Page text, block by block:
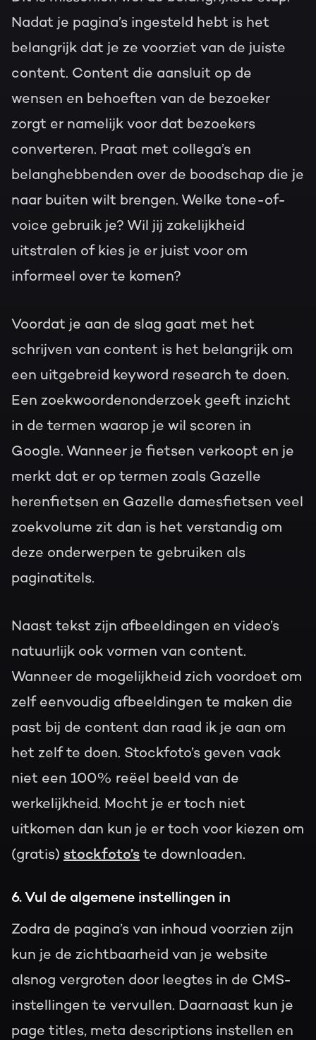
Nadat je pagina’s ingesteld hebt is het
belangrijk dat je ze voorziet van de juiste
content. Content die aansluit op de
wensen en behoeften van de bezoeker
zorgt er namelijk voor dat bezoekers
converteren. Praat met collega’s en
belanghebbenden over de boodschap die je
naar buiten wilt brengen. Welke tone-of-
voice gebruik je? Wil jij zakelijkheid
uitstralen of kies je er juist voor om
informeel over te komen?
Voordat je aan de slag gaat met het
schrijven van content is het belangrijk om
een uitgebreid keyword research te doen.
Een zoekwoordenonderzoek geeft inzicht
in de termen waarop je wil scoren in
Google. Wanneer je fietsen verkoopt en je
merkt dat er op termen zoals Gazelle
herenfietsen en Gazelle damesfietsen veel
zoekvolume zit dan is het verstandig om
deze onderwerpen te gebruiken als
paginatitels.
Naast tekst zijn afbeeldingen en video’s
natuurlijk ook vormen van content.
Wanneer de mogelijkheid zich voordoet om
zelf eenvoudig afbeeldingen te maken die
past bij de content dan raad ik je aan om
het zelf te doen. Stockfoto’s geven vaak
niet een 100% reëel beeld van de
werkelijkheid. Mocht je er toch niet
uitkomen dan kun je er toch voor kiezen om
(gratis) stockfoto’s te downloaden.
6. Vul de algemene instellingen in
Zodra de pagina’s van inhoud voorzien zijn
kun je de zichtbaarheid van je website
alsnog vergroten door leegtes in de CMS-
instellingen te vervullen. Daarnaast kun je
page titles, meta descriptions instellen en